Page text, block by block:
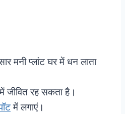
मनी प्लांट घर में धन लाता
जीवित रह सकता है।
में लगाएं।